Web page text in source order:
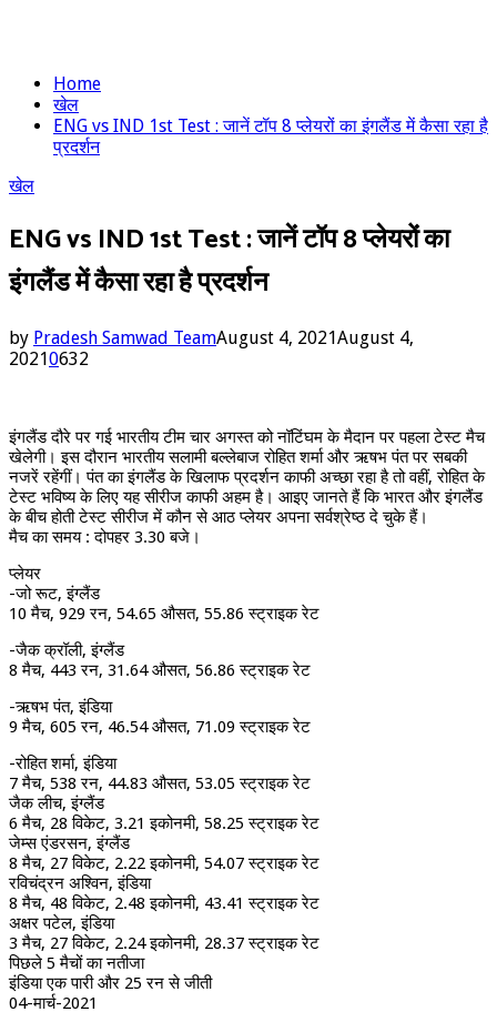
Home
खेल
ENG vs IND 1st Test : जानें टॉप 8 प्लेयरों का इंगलैंड में कैसा रहा है
प्रदर्शन
खेल
ENG vs IND 1st Test : जानें टॉप 8 प्लेयरों का
इंगलैंड में कैसा रहा है प्रदर्शन
by Pradesh Samwad TeamAugust 4, 2021August 4,
20210632
इंगलैंड दौरे पर गई भारतीय टीम चार अगस्त को नॉटिंघम के मैदान पर पहला टेस्ट मैच
खेलेगी। इस दौरान भारतीय सलामी बल्लेबाज रोहित शर्मा और ऋषभ पंत पर सबकी
नजरें रहेंगीं। पंत का इंगलैंड के खिलाफ प्रदर्शन काफी अच्छा रहा है तो वहीं, रोहित के
टेस्ट भविष्य के लिए यह सीरीज काफी अहम है। आइए जानते हैं कि भारत और इंगलैंड
के बीच होती टेस्ट सीरीज में कौन से आठ प्लेयर अपना सर्वश्रेष्ठ दे चुके हैं।
मैच का समय : दोपहर 3.30 बजे।
प्लेयर
-जो रूट, इंग्लैंड
10 मैच, 929 रन, 54.65 औसत, 55.86 स्ट्राइक रेट
-जैक क्रॉली, इंग्लैंड
8 मैच, 443 रन, 31.64 औसत, 56.86 स्ट्राइक रेट
-ऋषभ पंत, इंडिया
9 मैच, 605 रन, 46.54 औसत, 71.09 स्ट्राइक रेट
-रोहित शर्मा, इंडिया
7 मैच, 538 रन, 44.83 औसत, 53.05 स्ट्राइक रेट
जैक लीच, इंग्लैंड
6 मैच, 28 विकेट, 3.21 इकोनमी, 58.25 स्ट्राइक रेट
जेम्स एंडरसन, इंग्लैंड
8 मैच, 27 विकेट, 2.22 इकोनमी, 54.07 स्ट्राइक रेट
रविचंद्रन अश्विन, इंडिया
8 मैच, 48 विकेट, 2.48 इकोनमी, 43.41 स्ट्राइक रेट
अक्षर पटेल, इंडिया
3 मैच, 27 विकेट, 2.24 इकोनमी, 28.37 स्ट्राइक रेट
पिछले 5 मैचों का नतीजा
इंडिया एक पारी और 25 रन से जीती
04-मार्च-2021